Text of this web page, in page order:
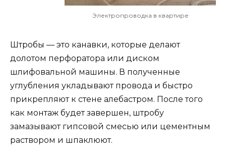
Электропроводка в квартире
Штробы — это канавки, которые делают
долотом перфоратора или диском
шлифовальной машины. В полученные
углубления укладывают провода и быстро
прикрепляют к стене алебастром. После того
как монтаж будет завершен, штробу
замазывают гипсовой смесью или цементным
раствором и шпаклюют.